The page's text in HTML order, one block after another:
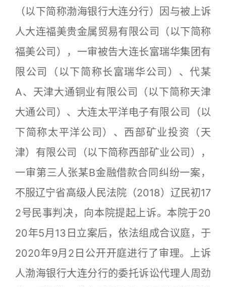
（以下简称渤海银行大连分行）因与被上诉
人大连福美贵金属贸易有限公司（以下简称
福美公司），一审被告大连长富瑞华集团有
限公司（以下简称长富瑞华公司）、代某
A、天津大通铜业有限公司（以下简称天津
大通公司）、大连太平洋电子有限公司（以
下简称太平洋公司）、西部矿业投资（天
津）有限公司（以下简称西部矿业公司），
一审第三人张某B金融借款合同纠纷一案，
不服辽宁省高级人民法院（2018）辽民初17
2号民事判决，向本院提起上诉。本院于20
20年5月13日立案后，依法组成合议庭，于
2020年9月2日公开开庭进行了审理。上诉
人渤海银行大连分行的委托诉讼代理人周劲